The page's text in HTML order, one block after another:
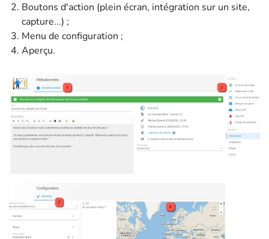
Boutons d'action (plein écran, intégration sur un site,
capture...) ;
Menu de configuration ;
Aperçu.